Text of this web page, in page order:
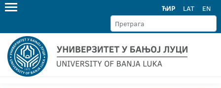
ЋИР LAT EN